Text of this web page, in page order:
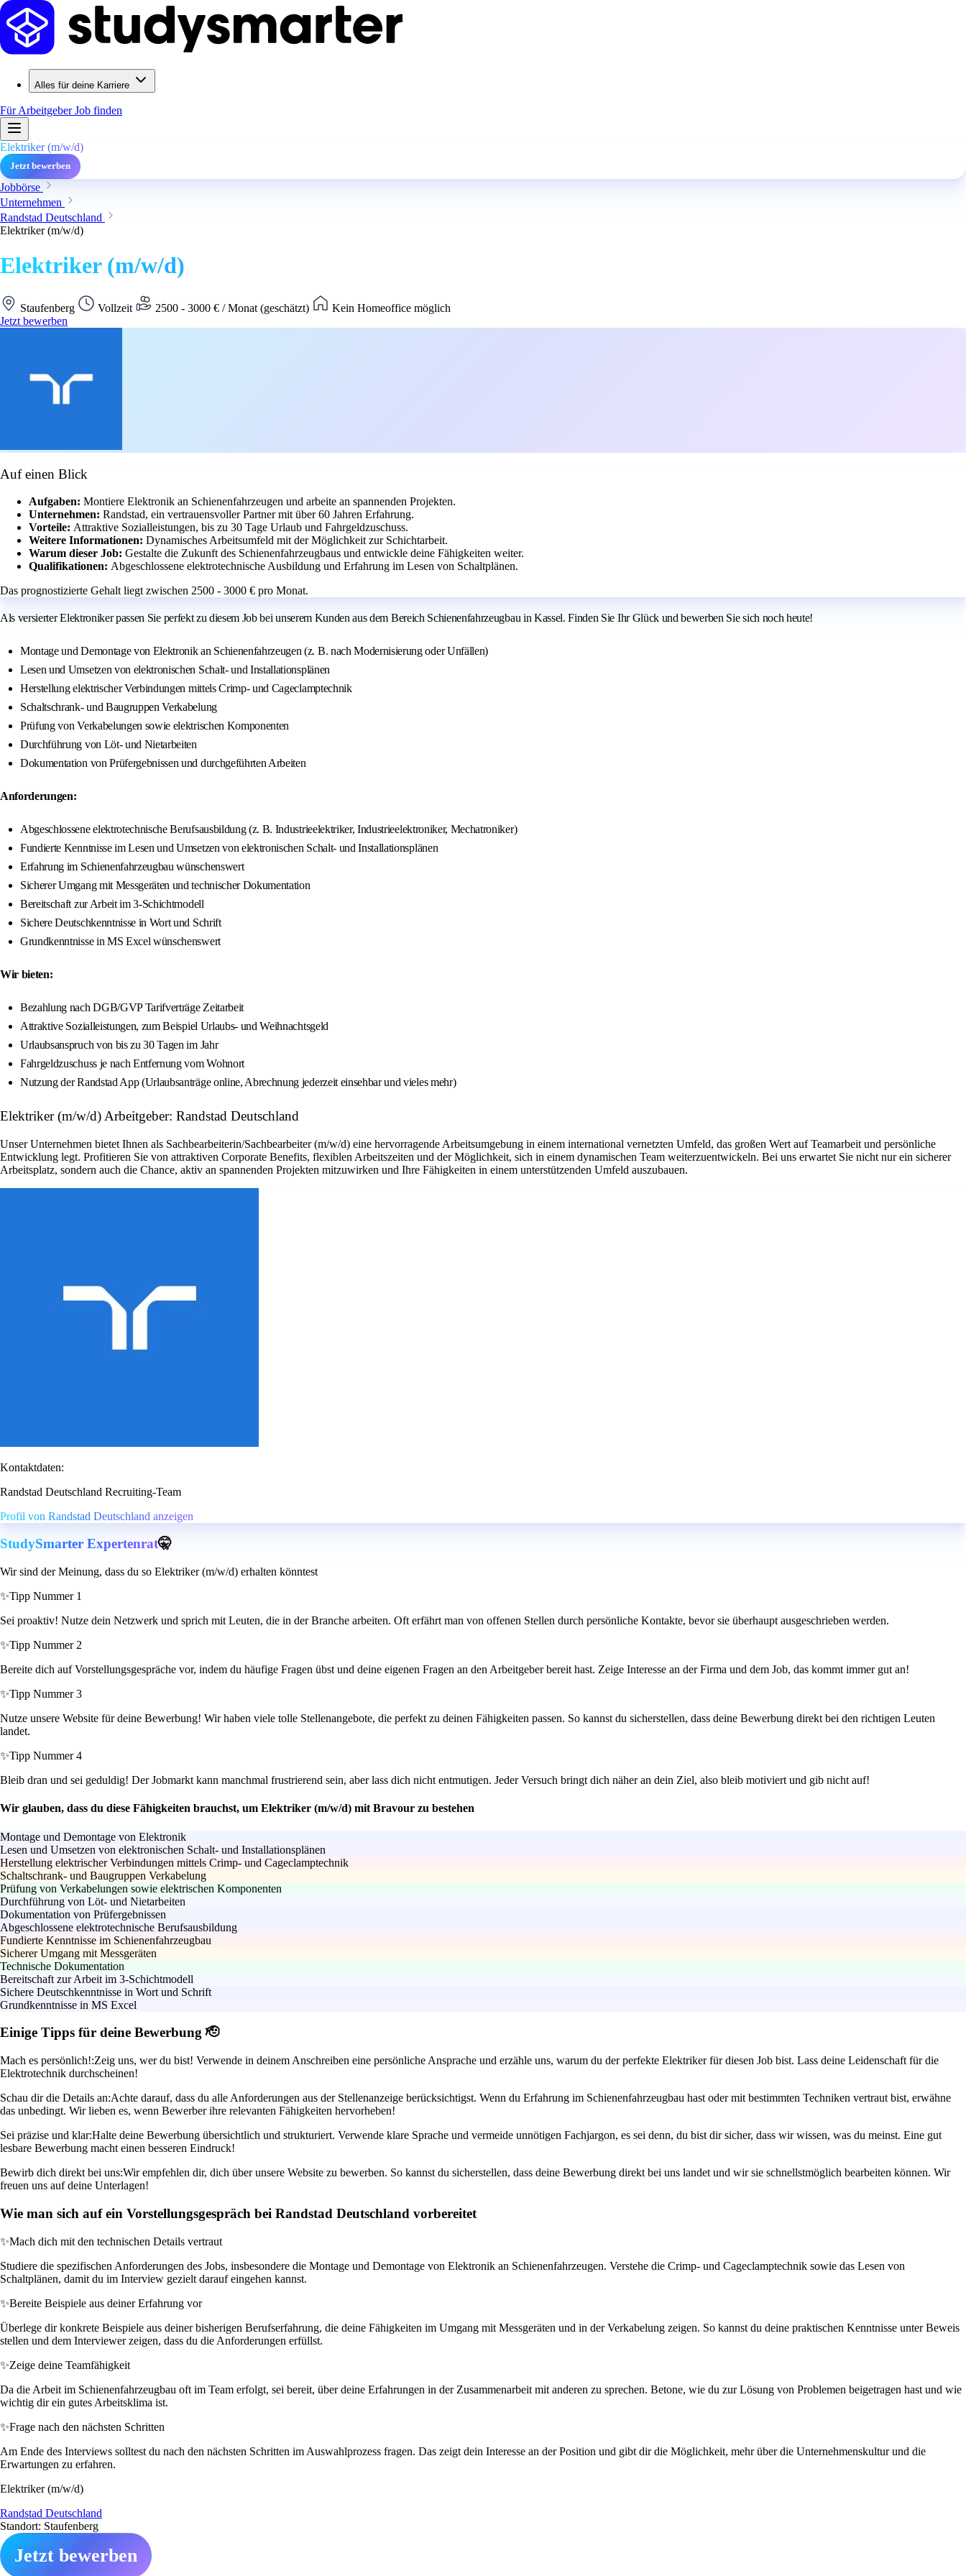
Alles für deine Karriere
Für ArbeitgeberJob finden
Elektriker (m/w/d)
Jetzt bewerben
Jobbörse
Unternehmen
Randstad Deutschland
Elektriker (m/w/d)
Elektriker (m/w/d)
Staufenberg Vollzeit 2500 - 3000 € / Monat (geschätzt)
Kein Homeoffice möglich
Jetzt bewerben
Auf einen Blick
Aufgaben: Montiere Elektronik an Schienenfahrzeugen und arbeite an spannenden Projekten.
Unternehmen: Randstad, ein vertrauensvoller Partner mit über 60 Jahren Erfahrung.
Vorteile: Attraktive Sozialleistungen, bis zu 30 Tage Urlaub und Fahrgeldzuschuss.
Weitere Informationen: Dynamisches Arbeitsumfeld mit der Möglichkeit zur Schichtarbeit.
Warum dieser Job: Gestalte die Zukunft des Schienenfahrzeugbaus und entwickle deine Fähigkeiten weiter.
Qualifikationen: Abgeschlossene elektrotechnische Ausbildung und Erfahrung im Lesen von Schaltplänen.
Das prognostizierte Gehalt liegt zwischen 2500 - 3000 € pro Monat.
Als versierter Elektroniker passen Sie perfekt zu diesem Job bei unserem Kunden aus dem Bereich Schienenfahrzeugbau in Kassel. Finden Sie Ihr Glück und bewerben Sie sich noch heute!
Montage und Demontage von Elektronik an Schienenfahrzeugen (z. B. nach Modernisierung oder Unfällen)
Lesen und Umsetzen von elektronischen Schalt- und Installationsplänen
Herstellung elektrischer Verbindungen mittels Crimp- und Cageclamptechnik
Schaltschrank- und Baugruppen Verkabelung
Prüfung von Verkabelungen sowie elektrischen Komponenten
Durchführung von Löt- und Nietarbeiten
Dokumentation von Prüfergebnissen und durchgeführten Arbeiten
Anforderungen:
Abgeschlossene elektrotechnische Berufsausbildung (z. B. Industrieelektriker, Industrieelektroniker, Mechatroniker)
Fundierte Kenntnisse im Lesen und Umsetzen von elektronischen Schalt- und Installationsplänen
Erfahrung im Schienenfahrzeugbau wünschenswert
Sicherer Umgang mit Messgeräten und technischer Dokumentation
Bereitschaft zur Arbeit im 3-Schichtmodell
Sichere Deutschkenntnisse in Wort und Schrift
Grundkenntnisse in MS Excel wünschenswert
Wir bieten:
Bezahlung nach DGB/GVP Tarifverträge Zeitarbeit
Attraktive Sozialleistungen, zum Beispiel Urlaubs- und Weihnachtsgeld
Urlaubsanspruch von bis zu 30 Tagen im Jahr
Fahrgeldzuschuss je nach Entfernung vom Wohnort
Nutzung der Randstad App (Urlaubsanträge online, Abrechnung jederzeit einsehbar und vieles mehr)
Elektriker (m/w/d) Arbeitgeber: Randstad Deutschland
Unser Unternehmen bietet Ihnen als Sachbearbeiterin/Sachbearbeiter (m/w/d) eine hervorragende Arbeitsumgebung in einem international vernetzten Umfeld, das großen Wert auf Teamarbeit und persönliche
Entwicklung legt. Profitieren Sie von attraktiven Corporate Benefits, flexiblen Arbeitszeiten und der Möglichkeit, sich in einem dynamischen Team weiterzuentwickeln. Bei uns erwartet Sie nicht nur ein sicherer
Arbeitsplatz, sondern auch die Chance, aktiv an spannenden Projekten mitzuwirken und Ihre Fähigkeiten in einem unterstützenden Umfeld auszubauen.
Kontaktdaten:
Randstad Deutschland Recruiting-Team
Profil von Randstad Deutschland anzeigen
StudySmarter Expertenrat🤫
Wir sind der Meinung, dass du so Elektriker (m/w/d) erhalten könntest
✨Tipp Nummer 1
Sei proaktiv! Nutze dein Netzwerk und sprich mit Leuten, die in der Branche arbeiten. Oft erfährt man von offenen Stellen durch persönliche Kontakte, bevor sie überhaupt ausgeschrieben werden.
✨Tipp Nummer 2
Bereite dich auf Vorstellungsgespräche vor, indem du häufige Fragen übst und deine eigenen Fragen an den Arbeitgeber bereit hast. Zeige Interesse an der Firma und dem Job, das kommt immer gut an!
✨Tipp Nummer 3
Nutze unsere Website für deine Bewerbung! Wir haben viele tolle Stellenangebote, die perfekt zu deinen Fähigkeiten passen. So kannst du sicherstellen, dass deine Bewerbung direkt bei den richtigen Leuten
landet.
✨Tipp Nummer 4
Bleib dran und sei geduldig! Der Jobmarkt kann manchmal frustrierend sein, aber lass dich nicht entmutigen. Jeder Versuch bringt dich näher an dein Ziel, also bleib motiviert und gib nicht auf!
Wir glauben, dass du diese Fähigkeiten brauchst, um Elektriker (m/w/d) mit Bravour zu bestehen
Montage und Demontage von Elektronik
Lesen und Umsetzen von elektronischen Schalt- und Installationsplänen
Herstellung elektrischer Verbindungen mittels Crimp- und Cageclamptechnik
Schaltschrank- und Baugruppen Verkabelung
Prüfung von Verkabelungen sowie elektrischen Komponenten
Durchführung von Löt- und Nietarbeiten
Dokumentation von Prüfergebnissen
Abgeschlossene elektrotechnische Berufsausbildung
Fundierte Kenntnisse im Schienenfahrzeugbau
Sicherer Umgang mit Messgeräten
Technische Dokumentation
Bereitschaft zur Arbeit im 3-Schichtmodell
Sichere Deutschkenntnisse in Wort und Schrift
Grundkenntnisse in MS Excel
Einige Tipps für deine Bewerbung 🫡
Mach es persönlich!:Zeig uns, wer du bist! Verwende in deinem Anschreiben eine persönliche Ansprache und erzähle uns, warum du der perfekte Elektriker für diesen Job bist. Lass deine Leidenschaft für die
Elektrotechnik durchscheinen!
Schau dir die Details an:Achte darauf, dass du alle Anforderungen aus der Stellenanzeige berücksichtigst. Wenn du Erfahrung im Schienenfahrzeugbau hast oder mit bestimmten Techniken vertraut bist, erwähne
das unbedingt. Wir lieben es, wenn Bewerber ihre relevanten Fähigkeiten hervorheben!
Sei präzise und klar:Halte deine Bewerbung übersichtlich und strukturiert. Verwende klare Sprache und vermeide unnötigen Fachjargon, es sei denn, du bist dir sicher, dass wir wissen, was du meinst. Eine gut
lesbare Bewerbung macht einen besseren Eindruck!
Bewirb dich direkt bei uns:Wir empfehlen dir, dich über unsere Website zu bewerben. So kannst du sicherstellen, dass deine Bewerbung direkt bei uns landet und wir sie schnellstmöglich bearbeiten können. Wir
freuen uns auf deine Unterlagen!
Wie man sich auf ein Vorstellungsgespräch bei Randstad Deutschland vorbereitet
✨Mach dich mit den technischen Details vertraut
Studiere die spezifischen Anforderungen des Jobs, insbesondere die Montage und Demontage von Elektronik an Schienenfahrzeugen. Verstehe die Crimp- und Cageclamptechnik sowie das Lesen von
Schaltplänen, damit du im Interview gezielt darauf eingehen kannst.
✨Bereite Beispiele aus deiner Erfahrung vor
Überlege dir konkrete Beispiele aus deiner bisherigen Berufserfahrung, die deine Fähigkeiten im Umgang mit Messgeräten und in der Verkabelung zeigen. So kannst du deine praktischen Kenntnisse unter Beweis
stellen und dem Interviewer zeigen, dass du die Anforderungen erfüllst.
✨Zeige deine Teamfähigkeit
Da die Arbeit im Schienenfahrzeugbau oft im Team erfolgt, sei bereit, über deine Erfahrungen in der Zusammenarbeit mit anderen zu sprechen. Betone, wie du zur Lösung von Problemen beigetragen hast und wie
wichtig dir ein gutes Arbeitsklima ist.
✨Frage nach den nächsten Schritten
Am Ende des Interviews solltest du nach den nächsten Schritten im Auswahlprozess fragen. Das zeigt dein Interesse an der Position und gibt dir die Möglichkeit, mehr über die Unternehmenskultur und die
Erwartungen zu erfahren.
Elektriker (m/w/d)
Randstad Deutschland
Standort: Staufenberg
Jetzt bewerben